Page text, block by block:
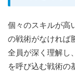
個々のスキルが高
の戦術がなければ
全員が深く理解し
を呼び込む戦術の